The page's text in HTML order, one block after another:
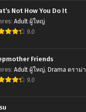
Not How You Do It
: Adult ผู้ใหญ่
9.0
Friends
: Adult ผู้ใหญ่, Drama ดราม่า
9.0